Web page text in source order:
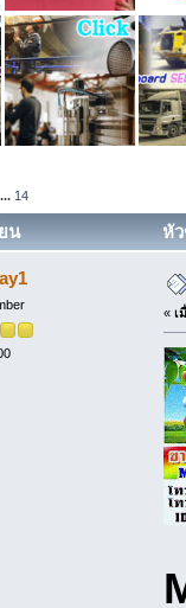
... 14
น หั
« เ